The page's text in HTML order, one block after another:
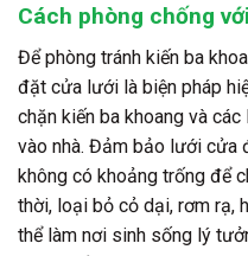
Cách phòng chống
Để phòng tránh kiến ba
đặt cửa lưới là biện pháp
chặn kiến ba khoang và
vào nhà. Đảm bảo lưới cửa
không có khoảng trống để
thời, loại bỏ cỏ dại, rơm rạ,
thể làm nơi sinh sống lý